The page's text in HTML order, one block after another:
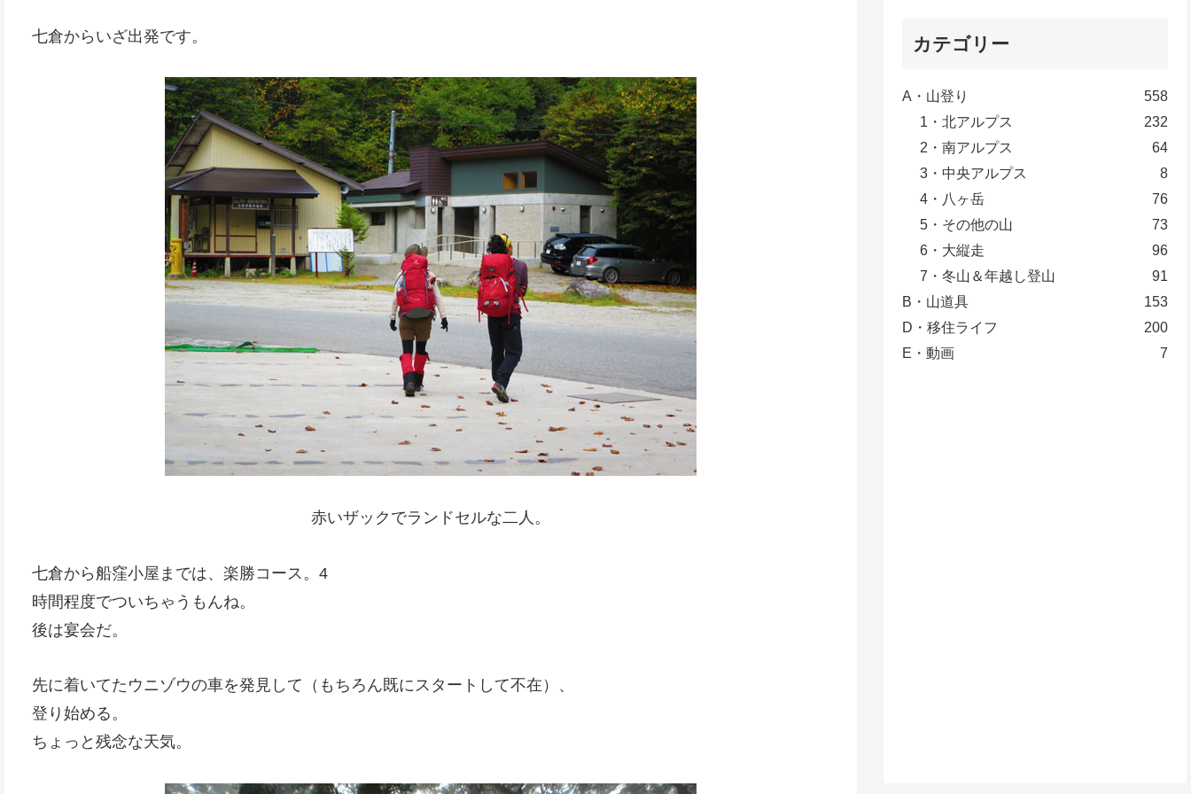
七倉からいざ出発です。
赤いザックでランドセルな二人。
七倉から船窪小屋までは、楽勝コース。4
時間程度でついちゃうもんね。
後は宴会だ。
先に着いてたウニゾウの車を発見して（もちろん既にスタートして不在）、
登り始める。
ちょっと残念な天気。
カテゴリー
A・山登り
558
1・北アルプス
232
2・南アルプス
64
3・中央アルプス
8
4・八ヶ岳
76
5・その他の山
73
6・大縦走
96
7・冬山＆年越し登山
91
B・山道具
153
D・移住ライフ
200
E・動画
7